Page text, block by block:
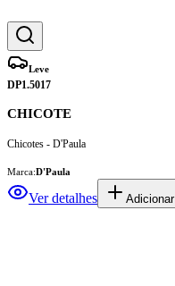
Leve
DP1.5017
CHICOTE
Chicotes - D'Paula
Marca:D'Paula
Ver detalhes Adicionar